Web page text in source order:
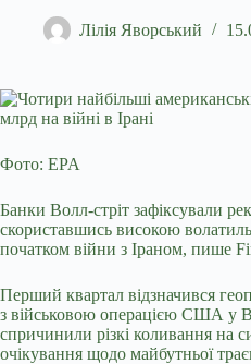
Лілія Яворський
Фото: EPA
Банки Волл-стріт зафіксували
скориставшись високою
початком війни з Іраном, пише
Перший квартал відзначився
з військовою операцією США у
спричинили різкі коливання на
очікування щодо майбутньої